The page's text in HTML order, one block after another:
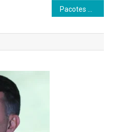
Pacotes Carnaval 2026: Custos de Viagem Chegam a R$ 7.681